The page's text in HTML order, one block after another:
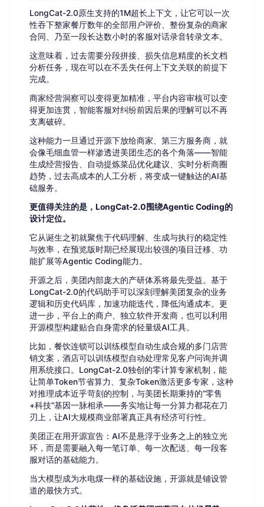
LongCat-2.0原生支持的1M超长上下文，让它可以一次
性吞下整家餐厅数年的全部用户评价、整份复杂的商家
合同、乃至一段长达数小时的客服对话录音转录文本。
这意味着，过去需要分段拼接、损失信息精度的长文档
分析任务，现在可以在不丢失任何上下文关联的前提下
完成。
商家经营洞察可以变得更加精准，平台内容审核可以变
得更加连贯，智能客服对纠纷前因后果的理解可以不再
支离破碎。
这种能力一旦通过开源下放给商家、第三方服务商，就
会像毛细血管一样渗透进美团生态的各个角落——智能
生成经营报告、自动提炼菜品优化建议、实时分析商圈
趋势，过去高成本的人工分析，将变成一键触达的AI基
础服务。
更值得关注的是，LongCat-2.0围绕Agentic Coding的
设计定位。
它从诞生之初就聚焦于代码理解、生成与执行的稳定性
与效率，在预览版时期已经展现出较强的项目迁移、功
能扩展等Agentic Coding能力。
开源之后，美团内部庞大的产研体系将最先受益。基于
LongCat-2.0的代码助手可以深刻理解美团复杂的业务
逻辑和历史代码库，加速功能迭代，降低沟通成本。更
进一步，平台上的商户、独立软件开发商，也可以利用
开源模型构建贴合自身需求的轻量级AI工具。
比如，餐饮连锁可以训练模型自动生成合规的多门店营
销文案，酒店可以训练模型自动处理常见客户问询并调
用系统接口。LongCat-2.0独创的零计算专家机制，能
让简单Token节省算力、复杂Token激活更多专家，这种
对推理成本近乎苛刻的控制，与美团长期秉持的“零售
+科技”基因一脉相承——务实地让每一分算力都花在刀
刃上，让AI大规模商业部署真正具有经济可行性。
美团正在用开源宣告：AI不是悬浮于业务之上的独立光
环，而是需要融入每一笔订单、每一次配送、每一段客
服对话的基础能力。
当大模型成为水电煤一样的基础设施，开源就是铺设管
道的最快方式。